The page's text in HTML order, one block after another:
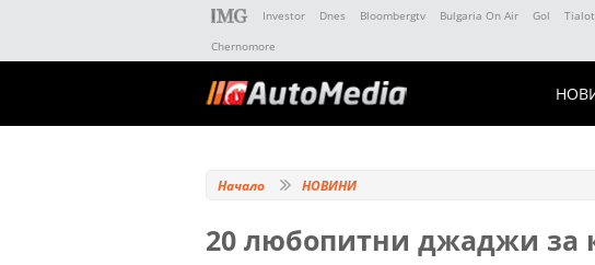
Investor Dnes Bloombergtv Bulgaria On Air Gol
Chernomore
Начало НОВИНИ
20 любопитни джаджи за